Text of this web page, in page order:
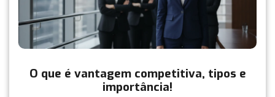
O que é vantagem competitiva, tipos e
importância!